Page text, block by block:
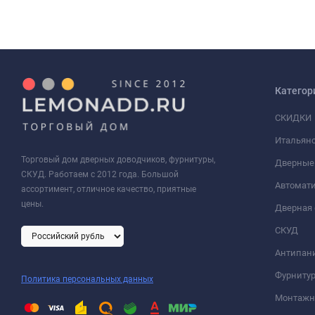
Торговый дом дверных доводчиков, фурнитуры,
СКУД. Работаем с 2012 года. Большой
ассортимент, отличное качество, приятные
цены.
Политика персональных данных
СКИДКИ
Дверная
СКУД